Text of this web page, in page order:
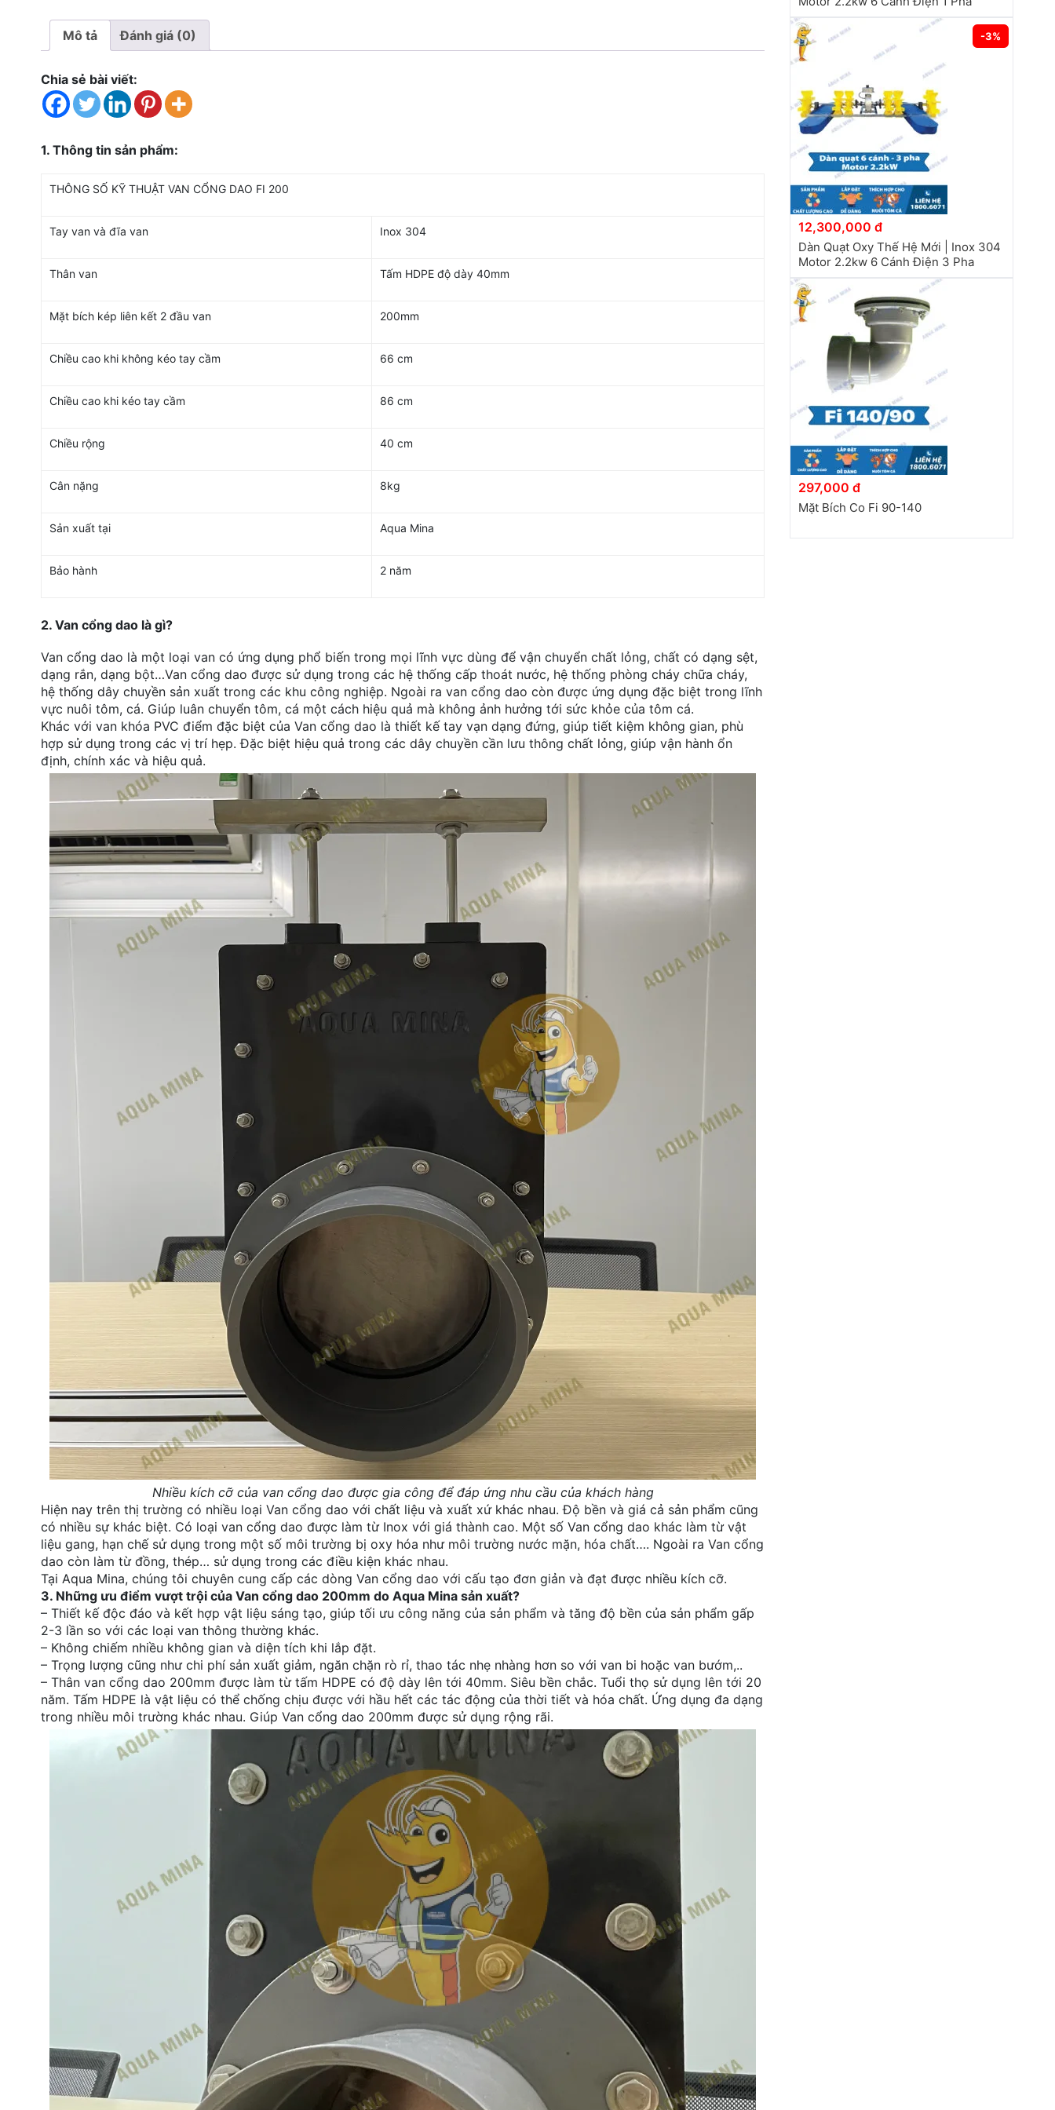
Mô tả Đánh giá (0)
Chia sẻ bài viết:
1. Thông tin sản phẩm:
THÔNG SỐ KỸ THUẬT VAN CỔNG DAO FI 200
Tay van và đĩa van Inox 304
Thân van Tấm HDPE độ dày 40mm
Mặt bích kép liên kết 2 đầu van 200mm
Chiều cao khi không kéo tay cầm 66 cm
Chiều cao khi kéo tay cầm 86 cm
Chiều rộng 40 cm
Cân nặng 8kg
Sản xuất tại Aqua Mina
Bảo hành 2 năm
2. Van cổng dao là gì?
Van cổng dao là một loại van có ứng dụng phổ biến trong mọi lĩnh vực dùng để vận chuyển chất lỏng, chất có dạng sệt,
dạng rắn, dạng bột…Van cổng dao được sử dụng trong các hệ thống cấp thoát nước, hệ thống phòng cháy chữa cháy,
hệ thống dây chuyền sản xuất trong các khu công nghiệp. Ngoài ra van cổng dao còn được ứng dụng đặc biệt trong lĩnh
vực nuôi tôm, cá. Giúp luân chuyển tôm, cá một cách hiệu quả mà không ảnh hưởng tới sức khỏe của tôm cá.
Khác với van khóa PVC điểm đặc biệt của Van cổng dao là thiết kế tay vạn dạng đứng, giúp tiết kiệm không gian, phù
hợp sử dụng trong các vị trí hẹp. Đặc biệt hiệu quả trong các dây chuyền cần lưu thông chất lỏng, giúp vận hành ổn
định, chính xác và hiệu quả.
Nhiều kích cỡ của van cổng dao được gia công để đáp ứng nhu cầu của khách hàng
Hiện nay trên thị trường có nhiều loại Van cổng dao với chất liệu và xuất xứ khác nhau. Độ bền và giá cả sản phẩm cũng
có nhiều sự khác biệt. Có loại van cổng dao được làm từ Inox với giá thành cao. Một số Van cổng dao khác làm từ vật
liệu gang, hạn chế sử dụng trong một số môi trường bị oxy hóa như môi trường nước mặn, hóa chất…. Ngoài ra Van cổng
dao còn làm từ đồng, thép… sử dụng trong các điều kiện khác nhau.
Tại Aqua Mina, chúng tôi chuyên cung cấp các dòng Van cổng dao với cấu tạo đơn giản và đạt được nhiều kích cỡ.
3. Những ưu điểm vượt trội của Van cổng dao 200mm do Aqua Mina sản xuất?
– Thiết kế độc đáo và kết hợp vật liệu sáng tạo, giúp tối ưu công năng của sản phẩm và tăng độ bền của sản phẩm gấp
2-3 lần so với các loại van thông thường khác.
– Không chiếm nhiều không gian và diện tích khi lắp đặt.
– Trọng lượng cũng như chi phí sản xuất giảm, ngăn chặn rò rỉ, thao tác nhẹ nhàng hơn so với van bi hoặc van bướm,..
– Thân van cổng dao 200mm được làm từ tấm HDPE có độ dày lên tới 40mm. Siêu bền chắc. Tuổi thọ sử dụng lên tới 20
năm. Tấm HDPE là vật liệu có thể chống chịu được với hầu hết các tác động của thời tiết và hóa chất. Ứng dụng đa dạng
trong nhiều môi trường khác nhau. Giúp Van cổng dao 200mm được sử dụng rộng rãi.
-3%
12,300,000 đ
Dàn Quạt Oxy Thế Hệ Mới | Inox 304
Motor 2.2kw 6 Cánh Điện 3 Pha
297,000 đ
Mặt Bích Co Fi 90-140